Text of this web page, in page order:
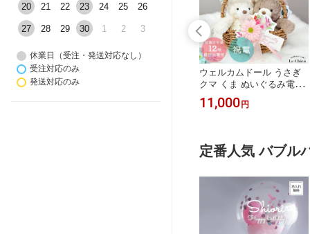
20 21 22 23 24 25 26
27 28 29 30 1 2 3
休業日（受注・発送対応なし）
受注対応のみ
発送対応のみ
ートおなま
トプードル
電報 おしゃれ ブタのウェ
ディングドール 選べるメ
ウェルカムドール うさぎ
クマ くま ぬいぐるみ電報
メリーマイヤー ぬいぐる
み 電報 おしゃれ お祝い
祝電 結婚式 お祝い電報 メ
ッセージカード文字入れ無
11,000円
定番人気 バブル